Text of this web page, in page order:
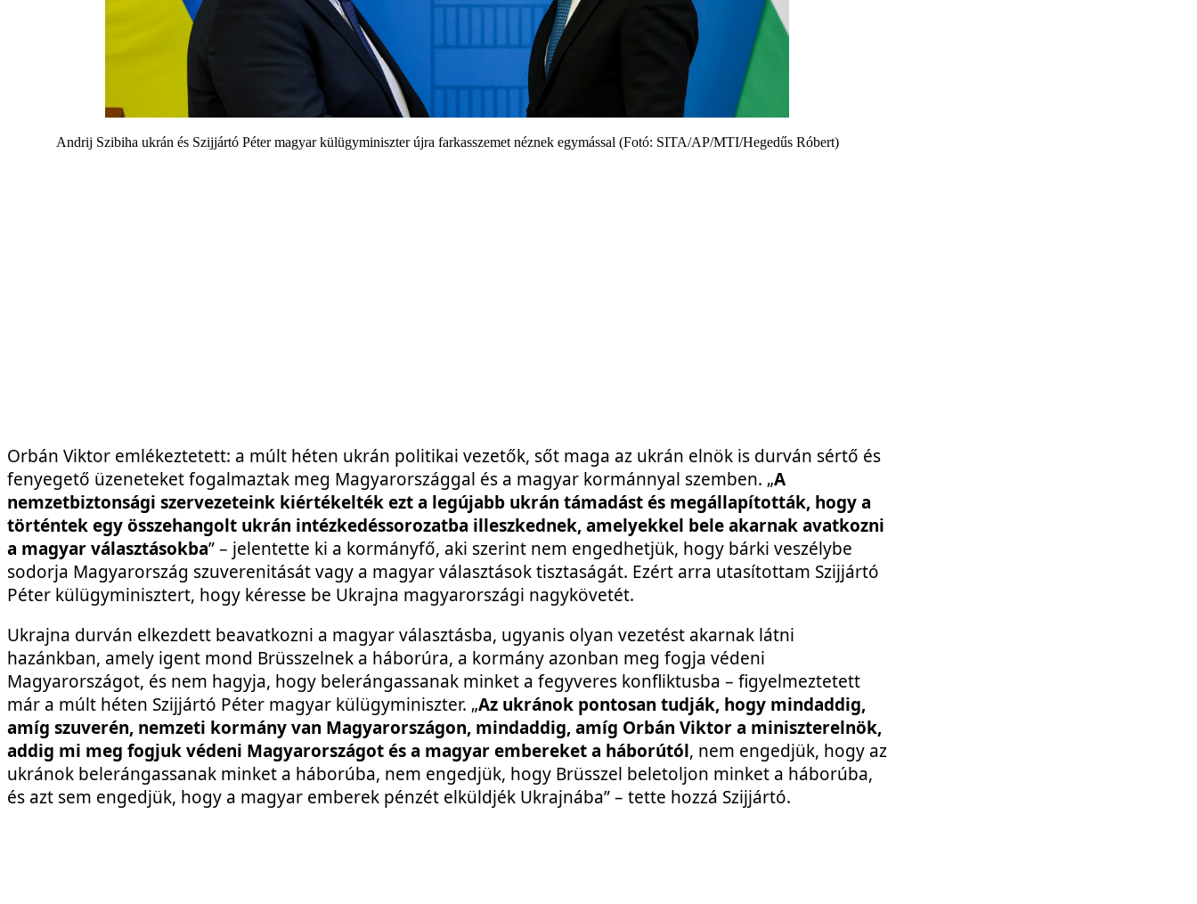
Andrij Szibiha ukrán és Szijjártó Péter magyar külügyminiszter újra farkasszemet néznek egymással (Fotó: SITA/AP/MTI/Hegedűs Róbert)
Orbán Viktor emlékeztetett: a múlt héten ukrán politikai vezetők, sőt maga az ukrán elnök is durván sértő és
fenyegető üzeneteket fogalmaztak meg Magyarországgal és a magyar kormánnyal szemben. „A
nemzetbiztonsági szervezeteink kiértékelték ezt a legújabb ukrán támadást és megállapították, hogy a
történtek egy összehangolt ukrán intézkedéssorozatba illeszkednek, amelyekkel bele akarnak avatkozni
a magyar választásokba” – jelentette ki a kormányfő, aki szerint nem engedhetjük, hogy bárki veszélybe
sodorja Magyarország szuverenitását vagy a magyar választások tisztaságát. Ezért arra utasítottam Szijjártó
Péter külügyminisztert, hogy kéresse be Ukrajna magyarországi nagykövetét.
Ukrajna durván elkezdett beavatkozni a magyar választásba, ugyanis olyan vezetést akarnak látni
hazánkban, amely igent mond Brüsszelnek a háborúra, a kormány azonban meg fogja védeni
Magyarországot, és nem hagyja, hogy belerángassanak minket a fegyveres konfliktusba – figyelmeztetett
már a múlt héten Szijjártó Péter magyar külügyminiszter. „Az ukránok pontosan tudják, hogy mindaddig,
amíg szuverén, nemzeti kormány van Magyarországon, mindaddig, amíg Orbán Viktor a miniszterelnök,
addig mi meg fogjuk védeni Magyarországot és a magyar embereket a háborútól, nem engedjük, hogy az
ukránok belerángassanak minket a háborúba, nem engedjük, hogy Brüsszel beletoljon minket a háborúba,
és azt sem engedjük, hogy a magyar emberek pénzét elküldjék Ukrajnába” – tette hozzá Szijjártó.